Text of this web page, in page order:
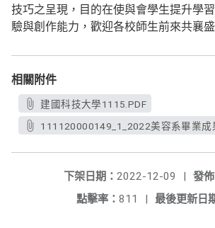
技巧之呈現，目的在使與會學生提升學
驗與創作能力，歡迎各校師生前來共襄盛
相關附件
建國科技大學1115.PDF
111120000149_1_2022美容系畢業
發
下架日期： 2022-12-09
|
最後更新日
點擊率： 811 |